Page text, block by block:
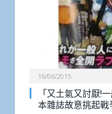
16/06/2015
「又土氣又討厭!
本雜誌故意挑起戰